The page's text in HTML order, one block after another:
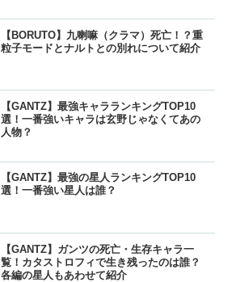
【BORUTO】九喇嘛（クラマ）死亡！？重
粒子モードとナルトとの別れについて紹介
【GANTZ】最強キャラランキングTOP10
選！一番強いキャラは玄野じゃなくてあの
人物？
【GANTZ】最強の星人ランキングTOP10
選！一番強い星人は誰？
【GANTZ】ガンツの死亡・生存キャラ一
覧！カタストロフィで生き残ったのは誰？
各編の星人もあわせて紹介
【名探偵コナン】コナンの
る人物一覧！いつ知ったの
【GANTZ】最強キャララン
選！一番強いキャラは玄野
【GANTZ】最強の星人ラン
選！一番強い星人は誰？
【GANTZ】ガンツの死亡・
覧！カタストロフィで生き
各編の星人もあわせて紹介
【名探偵コナン】コナンの
る人物一覧！いつ知ったの
【GANTZ】最強の星人ラン
選！一番強い星人は誰？
【GANTZ】最強キャララン
選！一番強いキャラは玄野
【GANTZ】ガンツの死亡・
覧！カタストロフィで生き
各編の星人もあわせて紹介
【BORUTO】うずまきボル
を失って里抜け？大筒木化
【BLEACH】護廷十三隊の
覧！初代から10年後まで歴
【BLEACH】零番隊は死亡
後が小説で判明！
【ワンピース】ローが敗北
げの詳細と敗走について